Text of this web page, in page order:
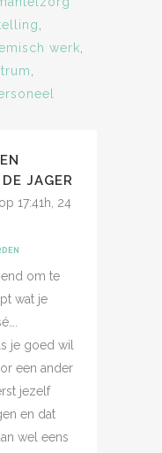
werk
JAGER
17:41h, 24
om te
wat je
je goed wil
een ander
jezelf
en dat
wel eens